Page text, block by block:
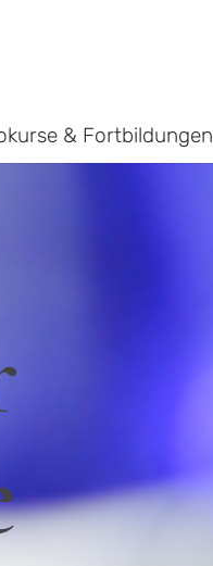
& Fortbildungen